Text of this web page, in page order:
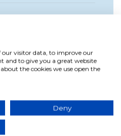
1
our visitor data, to improve our
and to give you a great website
the cookies we use open the
Deny